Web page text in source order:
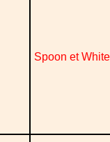
Spoon et White